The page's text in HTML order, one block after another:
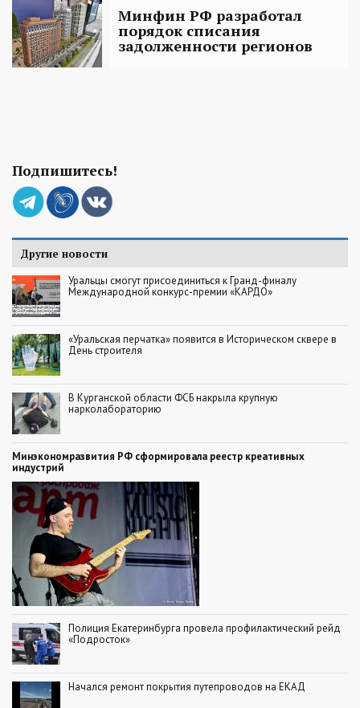
Минфин РФ разработал
порядок списания
задолженности регионов
Подпишитесь!
Другие новости
Уральцы смогут присоединиться к Гранд-финалу
Международной конкурс-премии «КАРДО»
«Уральская перчатка» появится в Историческом сквере в
День строителя
В Курганской области ФСБ накрыла крупную
нарколабораторию
Минэкономразвития РФ сформировала реестр креативных
индустрий
Полиция Екатеринбурга провела профилактический рейд
«Подросток»
Начался ремонт покрытия путепроводов на ЕКАД